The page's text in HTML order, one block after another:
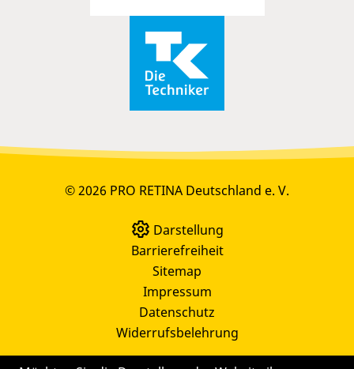
© 2026 PRO RETINA Deutschland e. V.
Darstellung
Barrierefreiheit
Sitemap
Impressum
Datenschutz
Widerrufsbelehrung